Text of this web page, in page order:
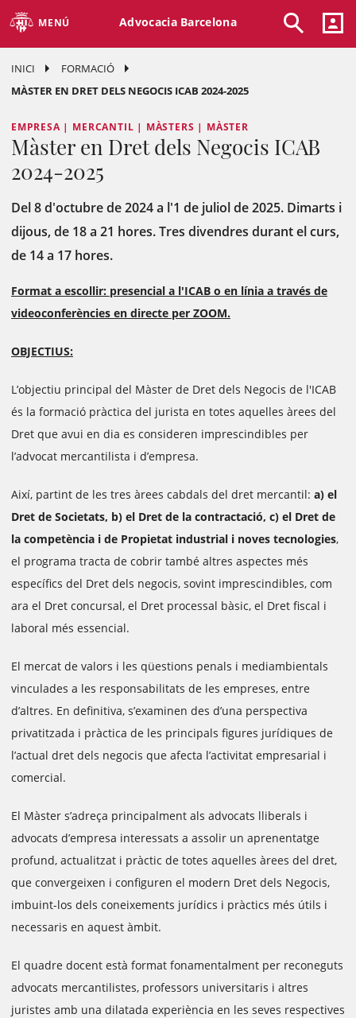
MENÚ Advocacia Barcelona
INICI
FORMACIÓ
MÀSTER EN DRET DELS NEGOCIS ICAB 2024-2025
EMPRESA | MERCANTIL | MÀSTERS | MÀSTER
Màster en Dret dels Negocis ICAB
2024-2025
Del 8 d'octubre de 2024 a l'1 de juliol de 2025. Dimarts i
dijous, de 18 a 21 hores. Tres divendres durant el curs,
de 14 a 17 hores.
Format a escollir: presencial a l'ICAB o en línia a través de
videoconferències en directe per ZOOM.
OBJECTIUS:
L’objectiu principal del Màster de Dret dels Negocis de l'ICAB
és la formació pràctica del jurista en totes aquelles àrees del
Dret que avui en dia es consideren imprescindibles per
l’advocat mercantilista i d’empresa.
Així, partint de les tres àrees cabdals del dret mercantil: a) el
Dret de Societats, b) el Dret de la contractació, c) el Dret de
la competència i de Propietat industrial i noves tecnologies,
el programa tracta de cobrir també altres aspectes més
específics del Dret dels negocis, sovint imprescindibles, com
ara el Dret concursal, el Dret processal bàsic, el Dret fiscal i
laboral més essencial.
El mercat de valors i les qüestions penals i mediambientals
vinculades a les responsabilitats de les empreses, entre
d’altres. En definitiva, s’examinen des d’una perspectiva
privatitzada i pràctica de les principals figures jurídiques de
l’actual dret dels negocis que afecta l’activitat empresarial i
comercial.
El Màster s’adreça principalment als advocats lliberals i
advocats d’empresa interessats a assolir un aprenentatge
profund, actualitzat i pràctic de totes aquelles àrees del dret,
que convergeixen i configuren el modern Dret dels Negocis,
imbuint-los dels coneixements jurídics i pràctics més útils i
necessaris en aquest àmbit.
El quadre docent està format fonamentalment per reconeguts
advocats mercantilistes, professors universitaris i altres
juristes amb una dilatada experiència en les seves respectives